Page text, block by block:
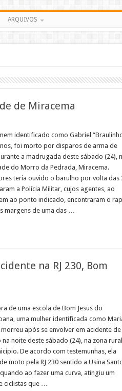
ARQUIVOS
de Miracema
identificado como Gabriel
foi morto por disparos de arma de
a madrugada deste sábado (24),
do Morro da Pedrada, Miracema.
teria ouvido o barulho por volta das
a Polícia Militar, cujos agentes, ao
ao ponto indicado, encontraram o
margens de uma das …
na RJ 230, Bom
de uma escola de Bom Jesus do
uma mulher identificada como
após se envolver em acidente de
noite deste sábado (24), na zona rural
De acordo com testemunhas, ela
moto pela RJ 230 sentido a Usina
ao fazer uma curva, atingiu um
ciclistas que …